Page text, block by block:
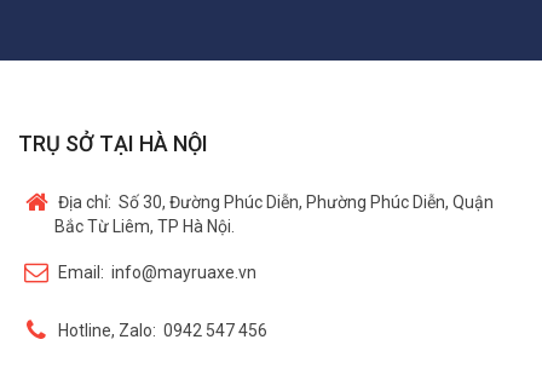
TRỤ SỞ TẠI HÀ NỘI
Địa chỉ: Số 30, Đường Phúc Diễn, Phường Phúc Diễn, Quận
Bắc Từ Liêm, TP Hà Nội.
Email: info@mayruaxe.vn
Hotline, Zalo: 0942 547 456